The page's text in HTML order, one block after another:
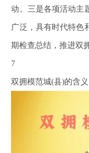
动。三是各项活动主
广泛，具有时代特色
期检查总结，推进双
7
双拥模范城(县)的含义